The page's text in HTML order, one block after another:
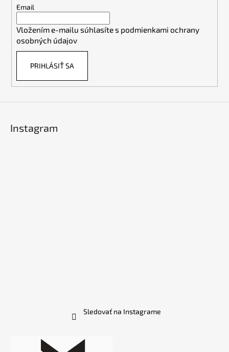
Email
Vložením e-mailu súhlasíte s podmienkami ochrany
osobných údajov
PRIHLÁSIŤ SA
Instagram
Sledovať na Instagrame